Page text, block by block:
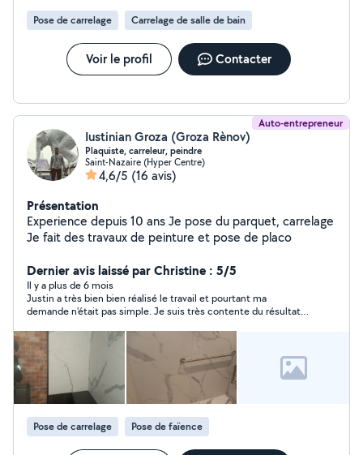
Pose de carrelage Carrelage de salle de bain
Voir le profil Contacter
Auto-entrepreneur
Iustinian Groza (Groza Rènov)
Plaquiste, carreleur, peindre
Saint-Nazaire (Hyper Centre)
4,6/5 (16 avis)
Présentation
Experience depuis 10 ans Je pose du parquet, carrelage
Je fait des travaux de peinture et pose de placo
Dernier avis laissé par Christine : 5/5
Il y a plus de 6 mois
Justin a très bien bien réalisé le travail et pourtant ma
demande n'était pas simple. Je suis très contente du résultat. Il
ferai un nouveau appel à lui pour d'autres travaux.
Pose de carrelage Pose de faïence